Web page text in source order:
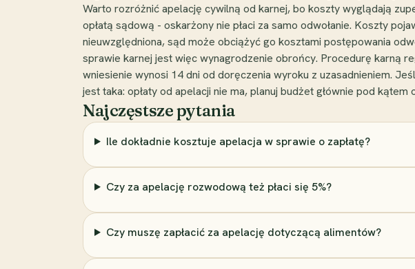
Warto rozróżnić apelację cywilną od karnej, bo koszty wyglądają
opłatą sądową - oskarżony nie płaci za samo odwołanie. Koszty
nieuwzględniona, sąd może obciążyć go kosztami postępowania
sprawie karnej jest więc wynagrodzenie obrońcy. Procedurę karną
wniesienie wynosi 14 dni od doręczenia wyroku z uzasadnieniem.
jest taka: opłaty od apelacji nie ma, planuj budżet głównie pod kątem
Najczęstsze pytania
Ile dokładnie kosztuje apelacja w sprawie o zapłatę?
Czy za apelację rozwodową też płaci się 5%?
Czy muszę zapłacić za apelację dotyczącą alimentów?